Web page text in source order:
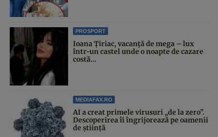
PROSPORT
Ioana Țiriac, vacanță de mega – lux
într-un castel unde o noapte de cazare
costă...
MEDIAFAX.RO
AI a creat primele virusuri „de la zero”.
Descoperirea îi îngrijorează pe oamenii
de știință